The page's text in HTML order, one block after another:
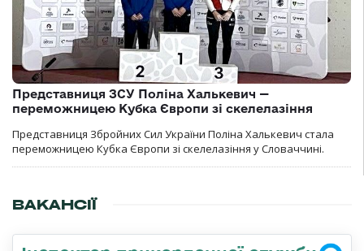
Представниця ЗСУ Поліна Халькевич —
переможницею Кубка Європи зі скелелазіння
Представниця Збройних Сил України Поліна Халькевич стала
переможницею Кубка Європи зі скелелазіння у Словаччині.
ВАКАНСІЇ